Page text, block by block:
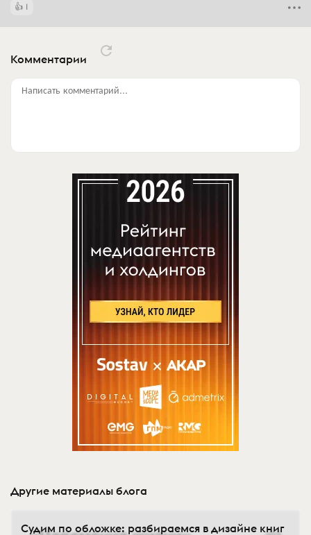
1
Комментарии
Написать комментарий...
Другие материалы блога
Судим по обложке: разбираемся в дизайне книг